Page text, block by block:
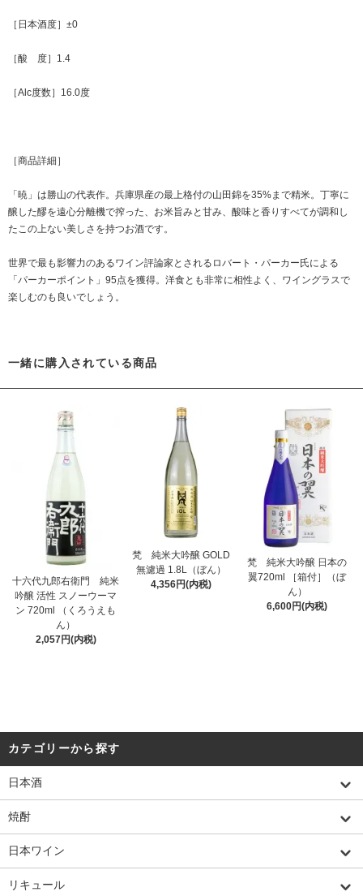
［日本酒度］±0
［酸 度］1.4
［Alc度数］16.0度
［商品詳細］
「暁」は勝山の代表作。兵庫県産の最上格付の山田錦を35%まで精米。丁寧に
醸した醪を遠心分離機で搾った、お米旨みと甘み、酸味と香りすべてが調和し
たこの上ない美しさを持つお酒です。
世界で最も影響力のあるワイン評論家とされるロバート・パーカー氏による
「パーカーポイント」95点を獲得。洋食とも非常に相性よく、ワイングラスで
楽しむのも良いでしょう。
一緒に購入されている商品
十六代九郎右衛門 純米
吟醸 活性 スノーウーマ
ン 720ml （くろうえも
ん）
2,057円(内税)
梵 純米大吟醸 GOLD
無濾過 1.8L（ぼん）
4,356円(内税)
梵 純米大吟醸 日本の
翼720ml ［箱付］（ぼ
ん）
6,600円(内税)
カテゴリーから探す
日本酒
焼酎
日本ワイン
リキュール